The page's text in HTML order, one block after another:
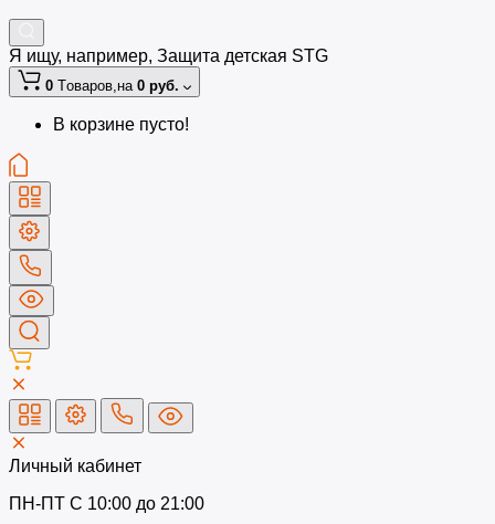
Я ищу, например, Защита детская STG
0 Tоваров,на 0 руб.
В корзине пусто!
Личный кабинет
ПН-ПТ C 10:00 до 21:00